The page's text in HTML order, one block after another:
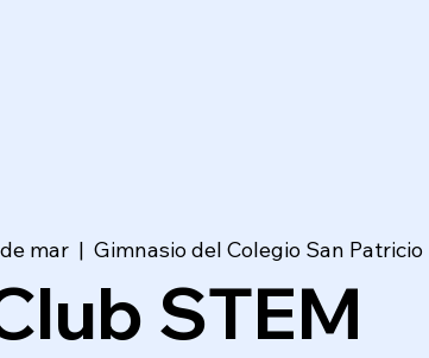
mar
  |
Gimnasio del Colegio San Patricio
STEM